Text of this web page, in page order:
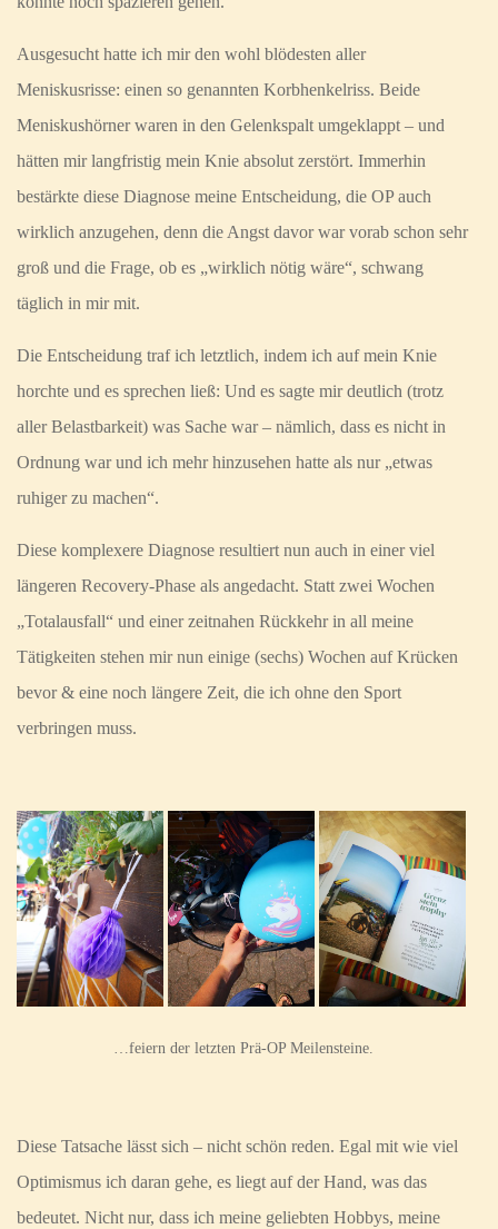
Ausgesucht hatte ich mir den wohl blödesten aller
Meniskusrisse: einen so genannten Korbhenkelriss. Beide
Meniskushörner waren in den Gelenkspalt umgeklappt – und
hätten mir langfristig mein Knie absolut zerstört. Immerhin
bestärkte diese Diagnose meine Entscheidung, die OP auch
wirklich anzugehen, denn die Angst davor war vorab schon sehr
groß und die Frage, ob es „wirklich nötig wäre“, schwang
täglich in mir mit.
Die Entscheidung traf ich letztlich, indem ich auf mein Knie
horchte und es sprechen ließ: Und es sagte mir deutlich (trotz
aller Belastbarkeit) was Sache war – nämlich, dass es nicht in
Ordnung war und ich mehr hinzusehen hatte als nur „etwas
ruhiger zu machen“.
Diese komplexere Diagnose resultiert nun auch in einer viel
längeren Recovery-Phase als angedacht. Statt zwei Wochen
„Totalausfall“ und einer zeitnahen Rückkehr in all meine
Tätigkeiten stehen mir nun einige (sechs) Wochen auf Krücken
bevor & eine noch längere Zeit, die ich ohne den Sport
verbringen muss.
…feiern der letzten Prä-OP Meilensteine.
Diese Tatsache lässt sich – nicht schön reden. Egal mit wie viel
Optimismus ich daran gehe, es liegt auf der Hand, was das
bedeutet. Nicht nur, dass ich meine geliebten Hobbys, meine